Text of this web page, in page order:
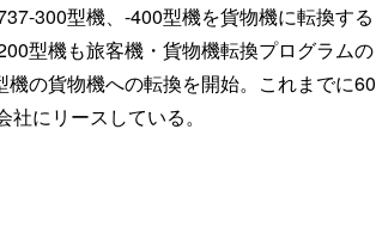
300型機、-400型機を貨物機に転換する
型機も旅客機・貨物機転換プログラムの
の貨物機への転換を開始。これまでに60
にリースしている。